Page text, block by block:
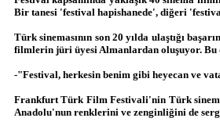
Bir tanesi 'festival hapishanede', diğeri
Türk sinemasının son 20 yılda ulaştığı
filmlerin jüri üyesi Almanlardan oluşuyor. Bu
-"Festival, herkesin benim gibi heyecan ve
Frankfurt Türk Film Festivali'nin Türk
Anadolu'nun renklerini ve zenginliğini de